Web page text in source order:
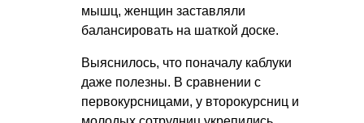
мышц, женщин заставляли
балансировать на шаткой доске.
Выяснилось, что поначалу каблуки
даже полезны. В сравнении с
первокурсницами, у второкурсниц и